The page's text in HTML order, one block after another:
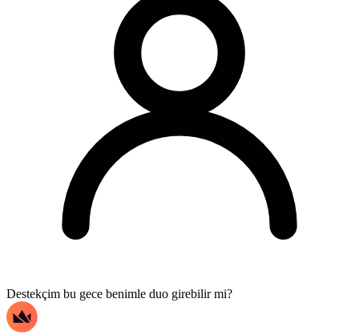
Destekçim bu gece benimle duo girebilir mi?